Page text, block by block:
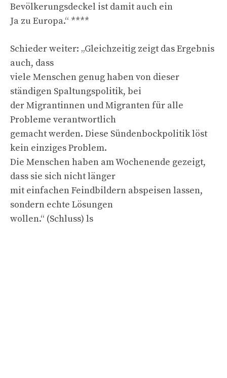
Bevölkerungsdeckel ist damit auch ein
Ja zu Europa.“ ****
Schieder weiter: „Gleichzeitig zeigt das Ergebnis
auch, dass
viele Menschen genug haben von dieser
ständigen Spaltungspolitik, bei
der Migrantinnen und Migranten für alle
Probleme verantwortlich
gemacht werden. Diese Sündenbockpolitik löst
kein einziges Problem.
Die Menschen haben am Wochenende gezeigt,
dass sie sich nicht länger
mit einfachen Feindbildern abspeisen lassen,
sondern echte Lösungen
wollen.“ (Schluss) ls